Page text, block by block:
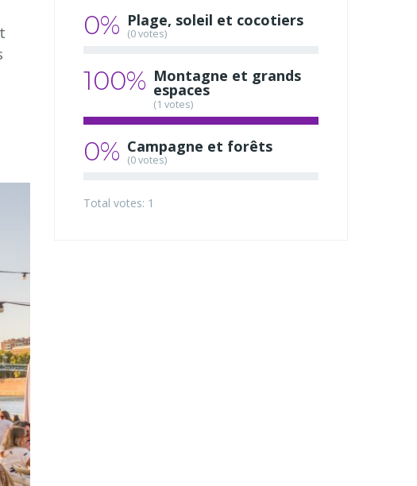
0% Plage, soleil et cocotiers
(0 votes)
100% Montagne et grands
espaces
(1 votes)
0% Campagne et forêts
(0 votes)
Total votes: 1